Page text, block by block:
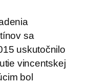
sa
uskutočnilo
vincentskej
bol